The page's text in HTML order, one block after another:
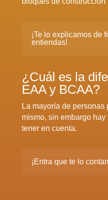
¡Te lo explicamos de
entiendas!
¿Cuál es la
EAA y BCAA?
La mayoría de
mismo, sin embargo
tener en cuenta.
¡Entra que te lo